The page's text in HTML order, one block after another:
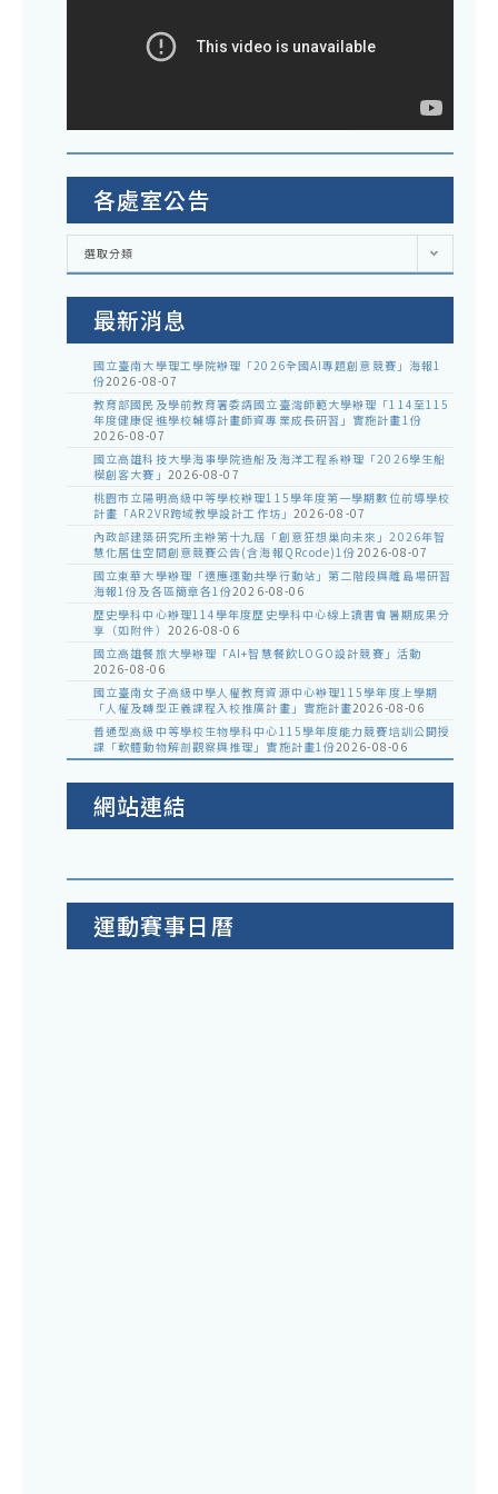
各處室公告
各
室
告
選取分類
最新消息
國立臺南大學理工學院辦理「2026全國AI專題創意競賽」海報1
份2026-08-07
教育部國民及學前教育署委請國立臺灣師範大學辦理「114至115
年度健康促進學校輔導計畫師資專業成長研習」實施計畫1份
2026-08-07
國立高雄科技大學海事學院造船及海洋工程系辦理「2026學生船
模創客大賽」 2026-08-07
桃園市立陽明高級中等學校辦理115學年度第一學期數位前導學校
計畫「AR2VR跨域教學設計工作坊」 2026-08-07
內政部建築研究所主辦第十九屆「創意狂想巢向未來」2026年智
慧化居住空間創意競賽公告(含海報QRcode)1份2026-08-07
國立東華大學辦理「適應運動共學行動站」第二階段與離島場研習
海報1份及各區簡章各1份2026-08-06
歷史學科中心辦理114學年度歷史學科中心線上讀書會暑期成果分
享（如附件） 2026-08-06
國立高雄餐旅大學辦理「AI+智慧餐飲LOGO設計競賽」活動
2026-08-06
國立臺南女子高級中學人權教育資源中心辦理115學年度上學期
「人權及轉型正義課程入校推廣計畫」實施計畫2026-08-06
普通型高級中等學校生物學科中心115學年度能力競賽培訓公開授
課「軟體動物解剖觀察與推理」實施計畫1份2026-08-06
網站連結
運動賽事日曆